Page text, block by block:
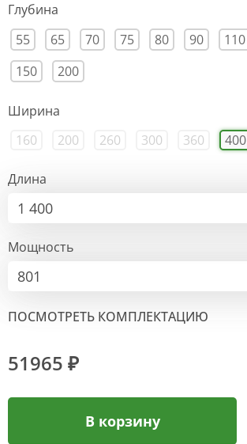
Глубина
55
65 70 75 80 90
110
150
200
Ширина
160
200 260 300 360 400
Длина
1 400
Мощность
801
ПОСМОТРЕТЬ КОМПЛЕКТАЦИЮ
51965 ₽
В корзину